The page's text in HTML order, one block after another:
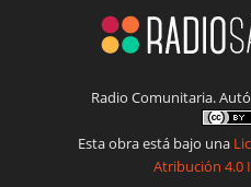
Radio Comunitaria.
Esta obra está bajo una
Atribución 4.0